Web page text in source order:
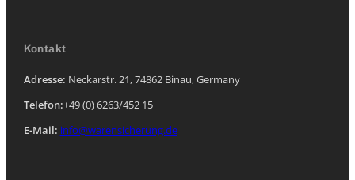
Kontakt
Adresse: Neckarstr. 21, 74862 Binau, Germany
Telefon:+49 (0) 6263/452 15
E-Mail: info@warensicherung.de